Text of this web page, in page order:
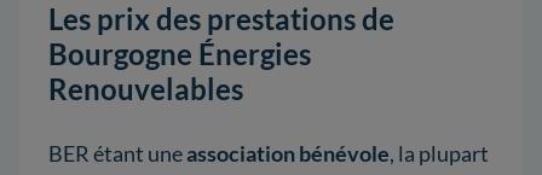
Les prix des prestations de
Bourgogne Énergies
Renouvelables
BER étant uneassociation bénévole, la plupart